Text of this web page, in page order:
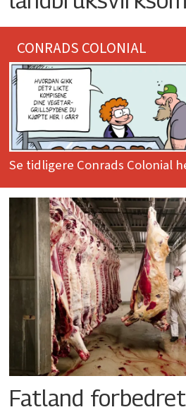
CONRADS COLONIAL
Se tidligere Conrads Colonial
Fatland